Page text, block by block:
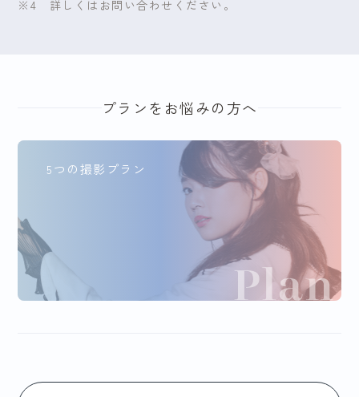
※4 詳しくはお問い合わせください。
プランをお悩みの方へ
5つの撮影プラン